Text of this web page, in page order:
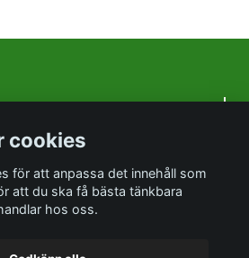
cookies
för att anpassa det innehåll som
att du ska få bästa tänkbara
hos oss.